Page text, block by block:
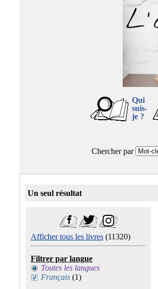
Qui
suis-
je ?
Chercher par
Un seul résultat
Afficher tous les livres (11320)
Filtrer par langue
Toutes les langues
Français (1)